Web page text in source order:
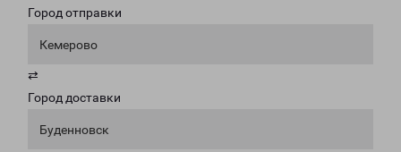
Город отправки
Кемерово
⇄
Город доставки
Буденновск